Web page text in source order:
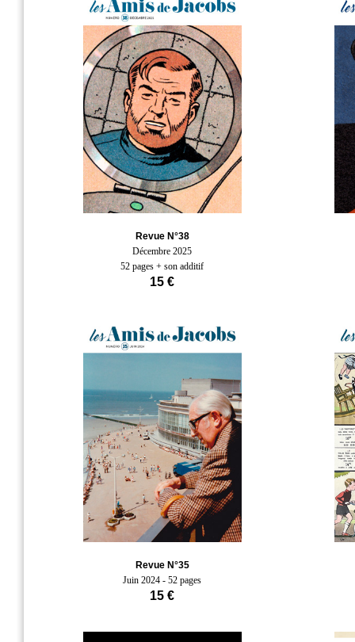
Revue N°38
Décembre 2025
52 pages + son additif
15 €
Revue N°35
Juin 2024 - 52 pages
15 €